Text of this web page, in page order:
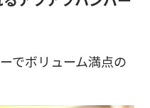
でボリューム満点の